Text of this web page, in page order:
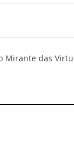
Mirante das